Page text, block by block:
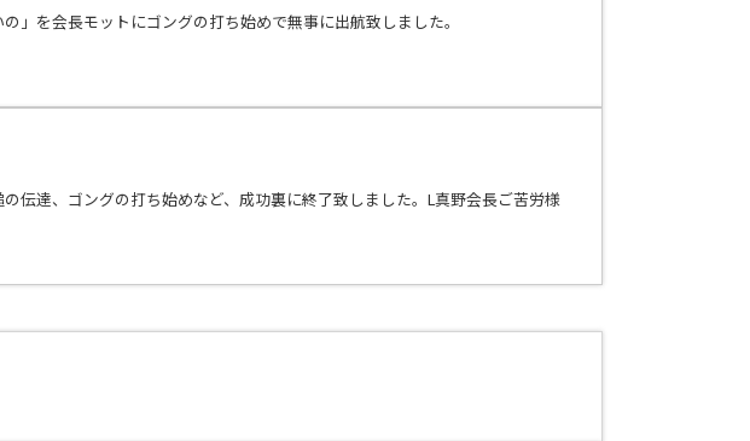
を会長モットにゴングの打ち始めで無事に出航致しました。
伝達、ゴングの打ち始めなど、成功裏に終了致しました。L真野会長ご苦労様